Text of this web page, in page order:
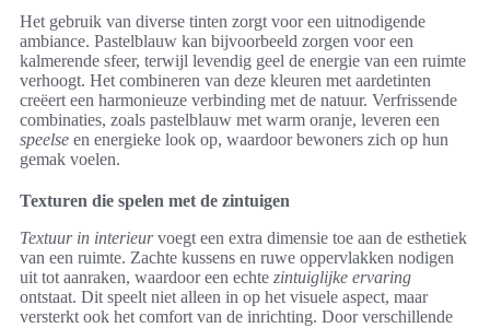
Het gebruik van diverse tinten zorgt voor een uitnodigende
ambiance. Pastelblauw kan bijvoorbeeld zorgen voor een
kalmerende sfeer, terwijl levendig geel de energie van een ruimte
verhoogt. Het combineren van deze kleuren met aardetinten
creëert een harmonieuze verbinding met de natuur. Verfrissende
combinaties, zoals pastelblauw met warm oranje, leveren een
speelse en energieke look op, waardoor bewoners zich op hun
gemak voelen.
Texturen die spelen met de zintuigen
Textuur in interieurvoegt een extra dimensie toe aan de esthetiek
van een ruimte. Zachte kussens en ruwe oppervlakken nodigen
uit tot aanraken, waardoor een echte zintuiglijke ervaring
ontstaat. Dit speelt niet alleen in op het visuele aspect, maar
versterkt ook het comfort van de inrichting. Door verschillende